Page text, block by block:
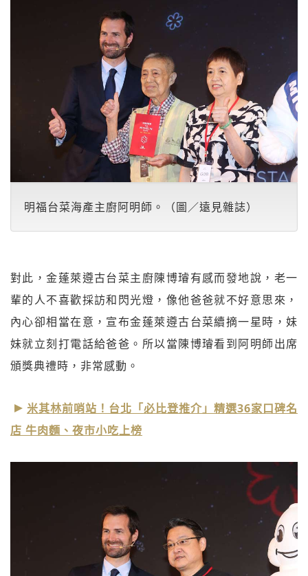
明福台菜海產主廚阿明師。（圖／遠見雜誌）
對此，金蓬萊遵古台菜主廚陳博璿有感而發地說，老一
輩的人不喜歡採訪和閃光燈，像他爸爸就不好意思來，
內心卻相當在意，宣布金蓬萊遵古台菜續摘一星時，妹
妹就立刻打電話給爸爸。所以當陳博璿看到阿明師出席
頒獎典禮時，非常感動。
米其林前哨站！台北「必比登推介」精選36家口碑名
店 牛肉麵、夜市小吃上榜